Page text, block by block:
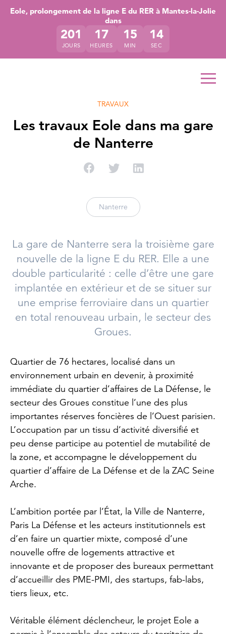
Accéder directement au contenu de la page
Accéder à la navigation principale
Accéder à la recherche
Eole, prolongement de la ligne E du RER à Mantes-la-Jolie
dans
201
JOURS
17
HEURES
15
MIN
13
SEC
TRAVAUX
Les travaux Eole dans ma gare
de Nanterre
Partager sur Facebook
Partager sur Twitter
Nanterre
La gare de Nanterre sera la troisième gare
nouvelle de la ligne E du RER. Elle a une
double particularité : celle d’être une gare
implantée en extérieur et de se situer sur
une emprise ferroviaire dans un quartier
en total renouveau urbain, le secteur des
Groues.
Quartier de 76 hectares, localisé dans un
environnement urbain en devenir, à proximité
immédiate du quartier d’affaires de La Défense, le
secteur des Groues constitue l’une des plus
importantes réserves foncières de l’Ouest parisien.
L’occupation par un tissu d’activité diversifié et
peu dense participe au potentiel de mutabilité de
la zone, et accompagne le développement du
quartier d’affaire de La Défense et de la ZAC Seine
Arche.
L’ambition portée par l’État, la Ville de Nanterre,
Paris La Défense et les acteurs institutionnels est
d’en faire un quartier mixte, composé d’une
nouvelle offre de logements attractive et
innovante et de proposer des bureaux permettant
d’accueillir des PME-PMI, des startups, fab-labs,
tiers lieux, etc.
Véritable élément déclencheur, le projet Eole a